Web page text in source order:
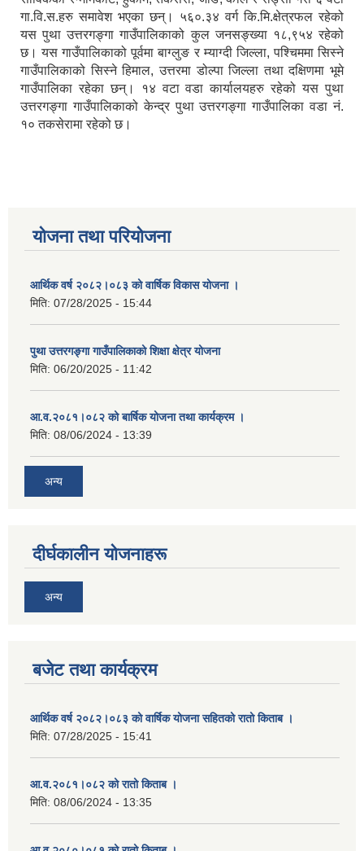
गा.वि.स.हरु समावेश भएका छन्। ५६०.३४ वर्ग कि.मि.क्षेत्रफल रहेको
यस पुथा उत्तरगङ्गा गाउँपालिकाको कुल जनसङ्ख्या १८,९५४ रहेको
छ। यस गाउँपालिकाको पूर्वमा बाग्लुङ र म्याग्दी जिल्ला, पश्चिममा सिस्ने
गाउँपालिकाको सिस्ने हिमाल, उत्तरमा डोल्पा जिल्ला तथा दक्षिणमा भूमे
गाउँपालिका रहेका छन्। १४ वटा वडा कार्यालयहरु रहेको यस पुथा
उत्तरगङ्गा गाउँपालिकाको केन्द्र पुथा उत्तरगङ्गा गाउँपालिका वडा नं.
१० तकसेरामा रहेको छ।
योजना तथा परियोजना
आर्थिक वर्ष २०८२।०८३ को वार्षिक विकास योजना ।
मिति: 07/28/2025 - 15:44
पुथा उत्तरगङ्गा गाउँपालिकाको शिक्षा क्षेत्र योजना
मिति: 06/20/2025 - 11:42
आ.व.२०८१।०८२ को बार्षिक योजना तथा कार्यक्रम ।
मिति: 08/06/2024 - 13:39
अन्य
दीर्घकालीन योजनाहरू
अन्य
बजेट तथा कार्यक्रम
आर्थिक वर्ष २०८२।०८३ को वार्षिक योजना सहितको रातो किताब ।
मिति: 07/28/2025 - 15:41
आ.व.२०८१।०८२ को रातो किताब ।
मिति: 08/06/2024 - 13:35